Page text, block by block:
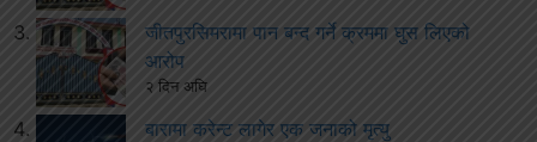
जीतपुरसिमरामा पान बन्द गर्ने क्रममा घुस लिएको
आरोप
२ दिन अघि
बारामा करेन्ट लागेर एक जनाको मृत्यु